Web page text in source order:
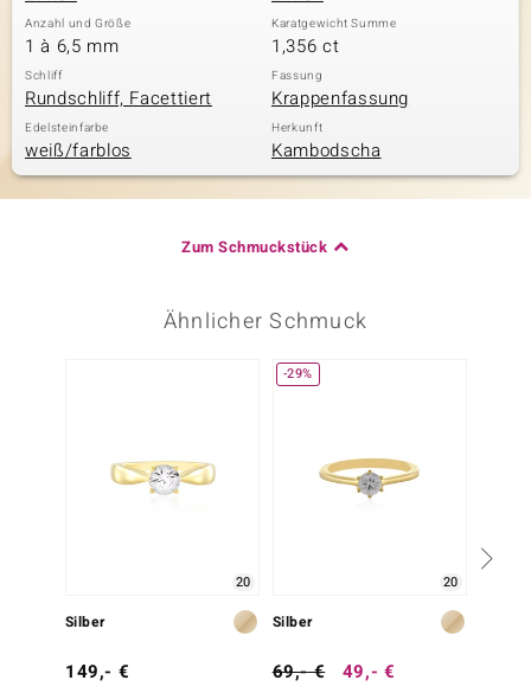
Anzahl und Größe
1 à 6,5 mm
Karatgewicht Summe
1,356 ct
Schliff
Rundschliff, Facettiert
Fassung
Krappenfassung
Edelsteinfarbe
weiß/farblos
Herkunft
Kambodscha
Zum Schmuckstück
Ähnlicher Schmuck
20
Silber
149,- €
-29%
20
Silber
69,- € 49,- €